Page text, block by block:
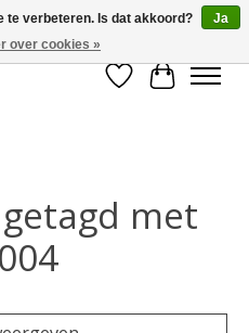
Verlanglijst
met
te verbeteren. Is dat akkoord?
Ja
over cookies »